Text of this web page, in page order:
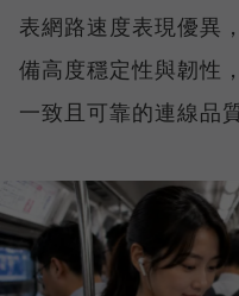
表網路速度表現優異
備高度穩定性與韌性
一致且可靠的連線品質